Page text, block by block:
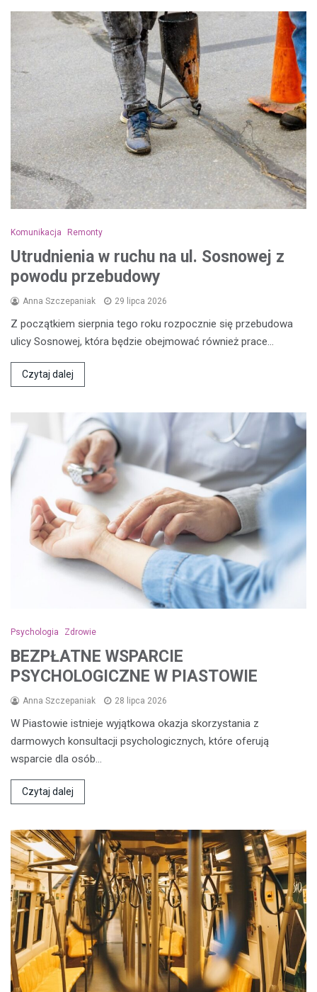
Komunikacja Remonty
Utrudnienia w ruchu na ul. Sosnowej z
powodu przebudowy
Anna Szczepaniak 29 lipca 2026
Z początkiem sierpnia tego roku rozpocznie się przebudowa
ulicy Sosnowej, która będzie obejmować również prace…
Czytaj dalej
Psychologia Zdrowie
BEZPŁATNE WSPARCIE
PSYCHOLOGICZNE W PIASTOWIE
Anna Szczepaniak 28 lipca 2026
W Piastowie istnieje wyjątkowa okazja skorzystania z
darmowych konsultacji psychologicznych, które oferują
wsparcie dla osób…
Czytaj dalej